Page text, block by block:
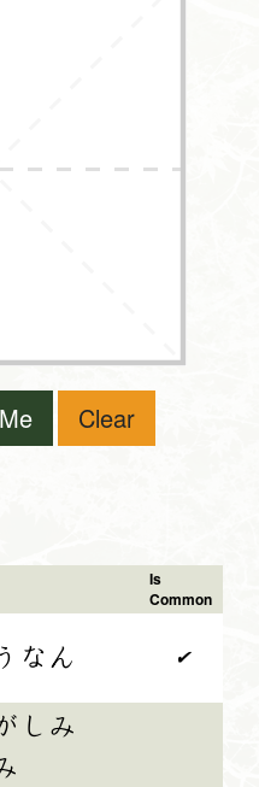
Clear
Is
Common
なん ✔
しみ